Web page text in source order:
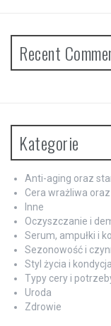
Recent
Kategorie
Anti-aging oraz
Cera wrażliwa
Inne
Oczyszczanie i
Serum, ampułki i
Sezonowość i
Styl życia i
Typy cery i
Uroda
Zdrowie